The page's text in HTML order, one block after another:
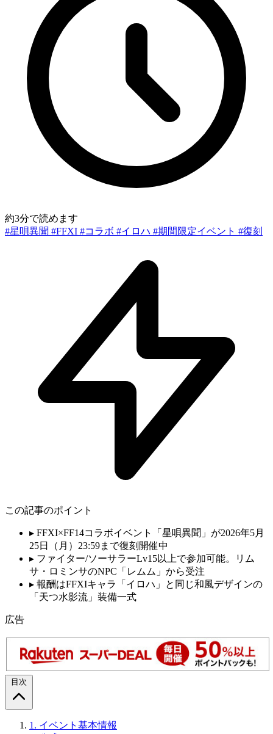
約3分で読めます
#星唄異聞 #FFXI #コラボ #イロハ #期間限定イベント #復刻
この記事のポイント
▸ FFXI×FF14コラボイベント「星唄異聞」が2026年5月
25日（月）23:59まで復刻開催中
▸ ファイター/ソーサラーLv15以上で参加可能。リム
サ・ロミンサのNPC「レムム」から受注
▸ 報酬はFFXIキャラ「イロハ」と同じ和風デザインの
「天つ水影流」装備一式
広告
目次
1. イベント基本情報